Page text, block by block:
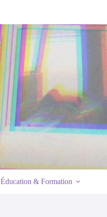
Éducation & Formation